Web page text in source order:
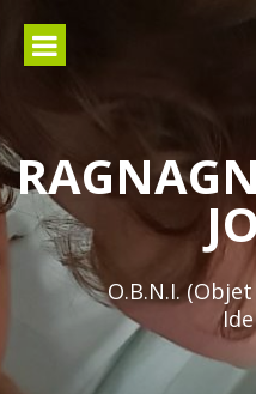
contenu
O.B.N.I.